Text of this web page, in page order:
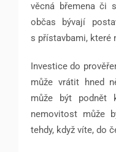
věcná břemena či
občas bývají
s přístavbami, které
Investice do
může vrátit hned
může být podnět
nemovitost může
tehdy, když víte, do